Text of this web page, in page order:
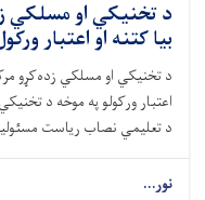
د تخنیکي او مسلکي
بیا کتنه او اعتبار
د تخنیکي او مسلکي زده‌کړو
اعتبار ورکولو په موخه د
د تعلیمي نصاب ریاست
نور...